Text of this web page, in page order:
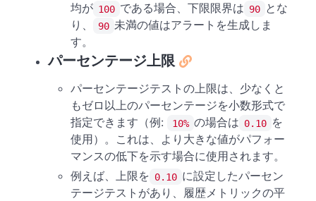
均が 100 である場合、下限限界は 90 とな
り、
90 未満の値はアラートを生成しま
す。
パーセンテージ上限
パーセンテージテストの上限は、少なくと
もゼロ以上のパーセンテージを小数形式で
指定できます（例:
10% の場合は 0.10 を
使用）。これは、より大きな値がパフォー
マンスの低下を示す場合に使用されます。
例えば、上限を 0.10 に設定したパーセン
テージテストがあり、履歴メトリックの平